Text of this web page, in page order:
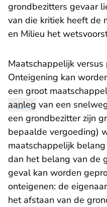
grondbezitters gevaar
van die kritiek heeft de
en Milieu het
Maatschappelijk
Onteigening kan
een groot
aanleg van een
een grondbezitter zijn
bepaalde vergoeding)
maatschappelijk
dan het belang van de
geval kan worden
onteigenen: de
het afstaan van de